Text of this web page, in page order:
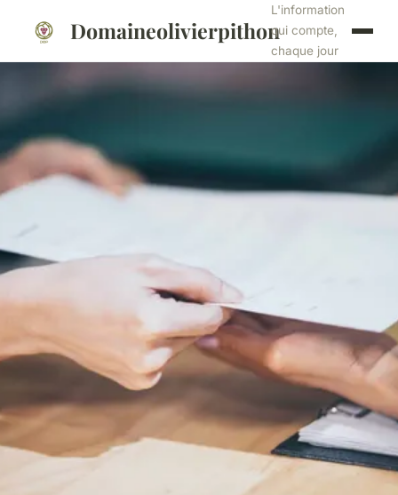
Domaineolivierpithon
L'information
qui compte,
chaque jour